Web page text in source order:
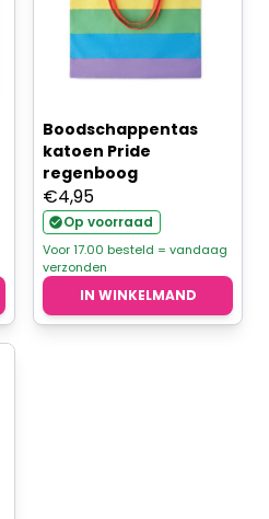
Boodschappentas
katoen Pride
regenboog
€4,95
Op voorraad
Voor 17.00 besteld = vandaag
verzonden
IN WINKELMAND